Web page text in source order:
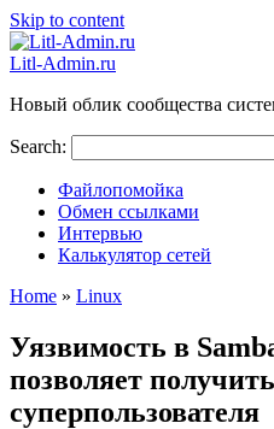
Skip to content
Litl-Admin.ru
Новый облик сообщества
Search:
Файлопомойка
Обмен ссылками
Интервью
Калькулятор сетей
Home » Linux
Уязвимость в
позволяет
суперпользователя